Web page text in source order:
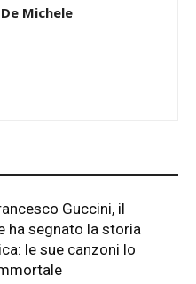
Michele
Guccini, il
ha segnato la storia
le sue canzoni lo